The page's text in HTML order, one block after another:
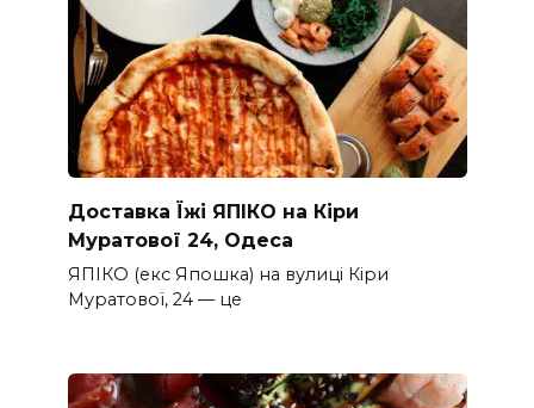
Доставка Їжі ЯПІКО на Кіри
Муратової 24, Одеса
ЯПІКО (екс Япошка) на вулиці Кіри
Муратової, 24 — це